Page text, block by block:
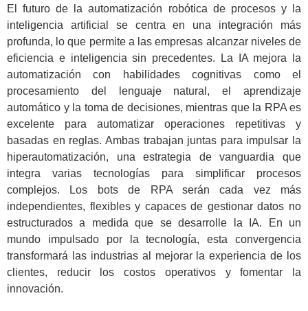
El futuro de la automatización robótica de procesos y la
inteligencia artificial se centra en una integración más
profunda, lo que permite a las empresas alcanzar niveles de
eficiencia e inteligencia sin precedentes. La IA mejora la
automatización con habilidades cognitivas como el
procesamiento del lenguaje natural, el aprendizaje
automático y la toma de decisiones, mientras que la RPA es
excelente para automatizar operaciones repetitivas y
basadas en reglas. Ambas trabajan juntas para impulsar la
hiperautomatización, una estrategia de vanguardia que
integra varias tecnologías para simplificar procesos
complejos. Los bots de RPA serán cada vez más
independientes, flexibles y capaces de gestionar datos no
estructurados a medida que se desarrolle la IA. En un
mundo impulsado por la tecnología, esta convergencia
transformará las industrias al mejorar la experiencia de los
clientes, reducir los costos operativos y fomentar la
innovación.